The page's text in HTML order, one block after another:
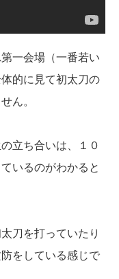
一会場（一番若い
的に見て初太刀の
ん。
立ち合いは、１０
いるのがわかると
刀を打っていたり
をしている感じで